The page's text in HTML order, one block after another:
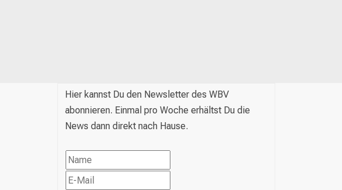
Hier kannst Du den Newsletter des WBV
abonnieren. Einmal pro Woche erhältst Du die
News dann direkt nach Hause.